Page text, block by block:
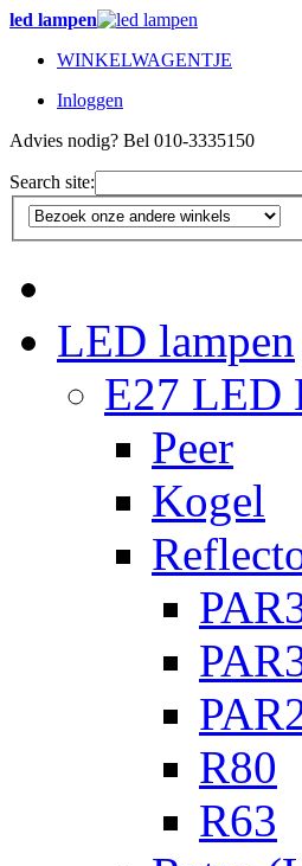
led lampen
WINKELWAGENTJE
Inloggen
Advies nodig? Bel 010-3335150
Search site:
LED lampen
E27 LED
Peer
Kogel
R80
R63